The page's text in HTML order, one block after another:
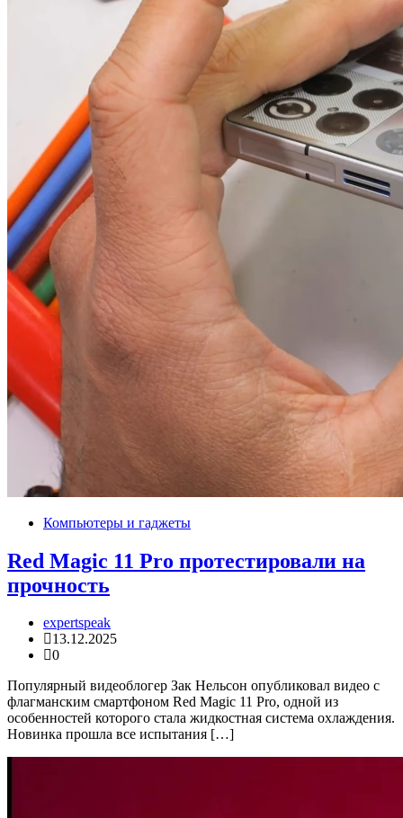
Компьютеры и гаджеты
Red Magic 11 Pro протестировали на
прочность
expertspeak
13.12.2025
0
Популярный видеоблогер Зак Нельсон опубликовал видео с
флагманским смартфоном Red Magic 11 Pro, одной из
особенностей которого стала жидкостная система охлаждения.
Новинка прошла все испытания […]